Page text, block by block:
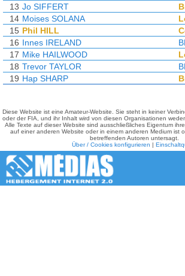
13 Jo SIFFERT
14 Moises SOLANA
15 Phil HILL
16 Innes IRELAND
17 Mike HAILWOOD
18 Trevor TAYLOR
19 Hap SHARP
Diese Website ist eine Amateur-Website. Sie steht in keiner
oder der FIA, und ihr Inhalt wird von diesen Organisationen
Alle Texte auf dieser Website sind ausschließliches Eigentum
auf einer anderen Website oder in einem anderen Medium ist
betreffenden Autoren untersagt.
Über / Cookies konfigurieren |